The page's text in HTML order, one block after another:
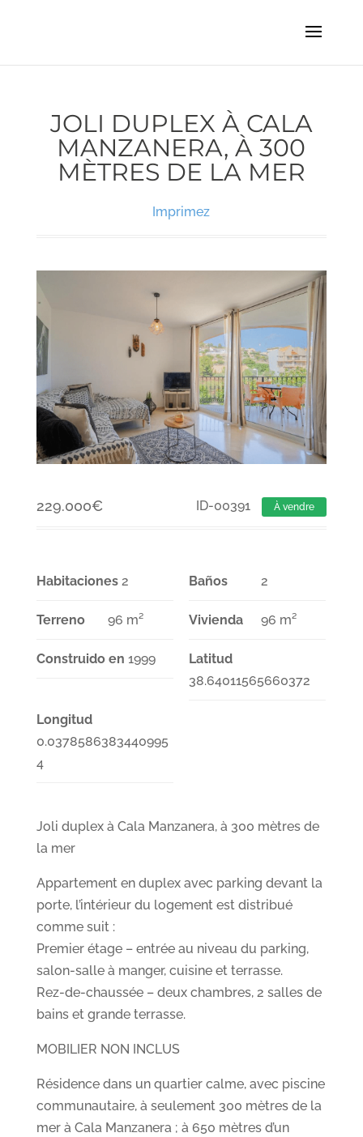
JOLI DUPLEX À CALA
MANZANERA, À 300
MÈTRES DE LA MER
Imprimez
229.000€ ID-00391 À vendre
Habitaciones 2 Baños 2
Terreno 96 m² Vivienda 96 m²
Construido en 1999
Latitud
38.64011565660372
Longitud
0.0378586383440995
4
Joli duplex à Cala Manzanera, à 300 mètres de
la mer
Appartement en duplex avec parking devant la
porte, l’intérieur du logement est distribué
comme suit :
Premier étage – entrée au niveau du parking,
salon-salle à manger, cuisine et terrasse.
Rez-de-chaussée – deux chambres, 2 salles de
bains et grande terrasse.
MOBILIER NON INCLUS
Résidence dans un quartier calme, avec piscine
communautaire, à seulement 300 mètres de la
mer à Cala Manzanera ; à 650 mètres d’un